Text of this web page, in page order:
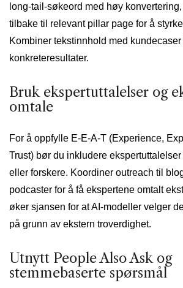
long-tail-søkeord med høy
tilbake til relevant pillar page for å
Kombiner tekstinnhold med
konkreteresultater.
Bruk ekspertuttalelser og
omtale
For å oppfylle E-E-A-T (Experience,
Trust) bør du inkludere
eller forskere. Koordiner outreach til
podcaster for å få ekspertene omtalt
øker sjansen for at AI-modeller velger
på grunn av ekstern troverdighet.
Utnytt People Also Ask og
stemmebaserte spørsmål